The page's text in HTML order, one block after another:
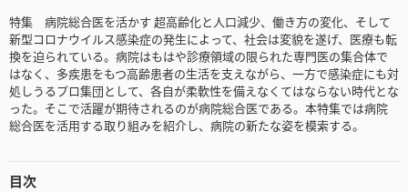
特集 病院総合医を活かす 超高齢化と人口減少、働き方の変化、そして
新型コロナウイルス感染症の発生によって、社会は変貌を遂げ、医療も転
換を迫られている。病院はもはや診療領域の限られた専門医の集合体で
はなく、多疾患をもつ高齢患者の生活を支えながら、一方で感染症にも対
処しうるプロ集団として、各自が柔軟性を備えなくてはならない時代とな
った。そこで活躍が期待されるのが病院総合医である。本特集では病院
総合医を活用する取り組みを紹介し、病院の新たな姿を模索する。
目次